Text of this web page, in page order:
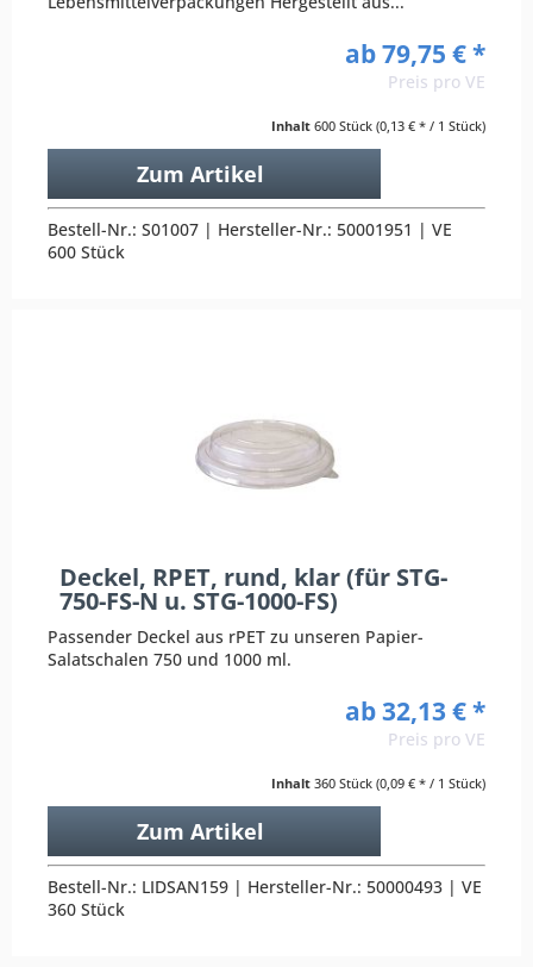
ab 79,75 € *
Preis pro VE
Inhalt 600 Stück (0,13 € * / 1 Stück)
Zum Artikel
Bestell-Nr.: S01007 | Hersteller-Nr.: 50001951 | VE
600 Stück
Deckel, RPET, rund, klar (für STG-
750-FS-N u. STG-1000-FS)
Passender Deckel aus rPET zu unseren Papier-
Salatschalen 750 und 1000 ml.
ab 32,13 € *
Preis pro VE
Inhalt 360 Stück (0,09 € * / 1 Stück)
Zum Artikel
Bestell-Nr.: LIDSAN159 | Hersteller-Nr.: 50000493 | VE
360 Stück